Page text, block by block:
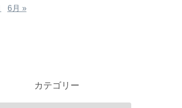
6月 »
カテゴリー